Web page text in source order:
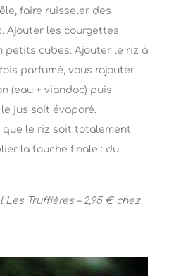
faire ruisseler des
Ajouter les courgettes
petits cubes. Ajouter le riz à
parfumé, vous rajouter
(eau + viandoc) puis
jus soit évaporé.
que le riz soit totalement
la touche finale : du
Les Truffières – 2,95 € chez